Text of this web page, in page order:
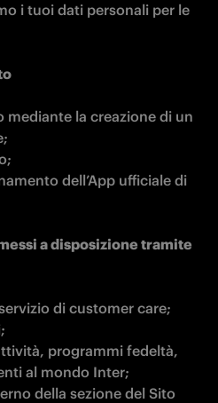
i tuoi dati personali per le
mediante la creazione di un
dell’App ufficiale di
a disposizione tramite
di customer care;
programmi fedeltà,
al mondo Inter;
della sezione del Sito